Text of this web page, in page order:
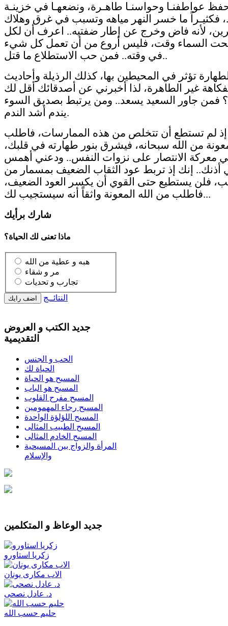
عواطفنـا وحواسنـا طاهـرة، ونضعهـا في خزينـة
فكثيـراً ما خسر النهر مياهه وتسبب في غرق وهلاك
لأنه فاض وخرج عن إطار ضفتيه.. اعرف أن لكل
السماء وقت، فليس أروع من أن تعمل كل شيء
في وقته.. فمن حب الاستطلاع ما قتل..
تؤثر في المحيطين بها، كذلك الرذيلة وأحاديث
غير الطاهرة، لذا أخبرني عن أصدقائك أقل لك
فمن جاور السعيد يسعد.. ومن يرتبط بصديق السوء
يندم أشد الندم.
إذ لم تستطع أن تتخلص من هذه الممارسات، فاطلب
من الله سبحانه، فيشرق بنور طهارته في قلبك،
معركة الانتصار على نزوات النفس.. ودعني أهمس
أذنك.. إنك إذ تربط عود الثقاب الضعيف بمسمار من
فلن يستطيع حتى القوي أن يكسر العود الضعيف،
فاطلب من الله المعونة واثقاً أنه سيستجيب لك...
شارك برأيك
ماذا تعنى لك الحياة؟
النتائــج
جديد الكتب و العروض
التقديمية
الحب و الجنس
الحياة لك
المسيح هو الحياة
المسيح هو الباب
المسيح مفرح القلوب
المسيح رجاء المهمومين
المسيح اللؤلؤة الواحدة
المسيح الطبيب المثالى
المسيح الخادم المثالى
المرأة والزواج بين المسيحية
والإسلام
جديد الوعاظ و المتكلمين
زكريا استاورو
الاب مكارى يونان
د. عادل نصحى
حليم حسب الله